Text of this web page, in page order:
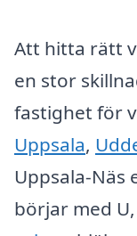
Att hitta rätt
en stor
fastighet för
Uppsala,
Uppsala-Näs
börjar med